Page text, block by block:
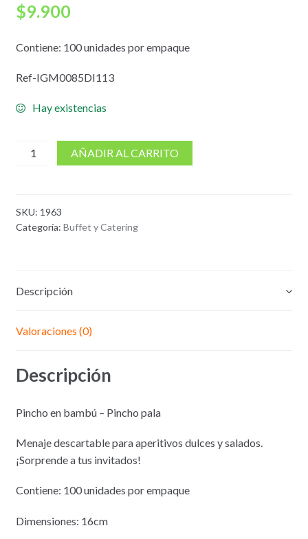
$9.900
Contiene: 100 unidades por empaque
Ref-IGM0085DI113
Hay existencias
cantidad
Bambu
x
AÑADIR AL CARRITO
SKU: 1963
Categoría: Buffet y Catering
Descripción
Valoraciones (0)
Descripción
Pincho en bambú – Pincho pala
Menaje descartable para aperitivos dulces y salados.
¡Sorprende a tus invitados!
Contiene: 100 unidades por empaque
Dimensiones: 16cm